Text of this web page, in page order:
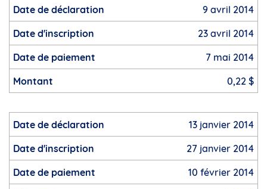
9 avril 2014
23 avril 2014
7 mai 2014
0,22 $
13 janvier 2014
27 janvier 2014
10 février 2014